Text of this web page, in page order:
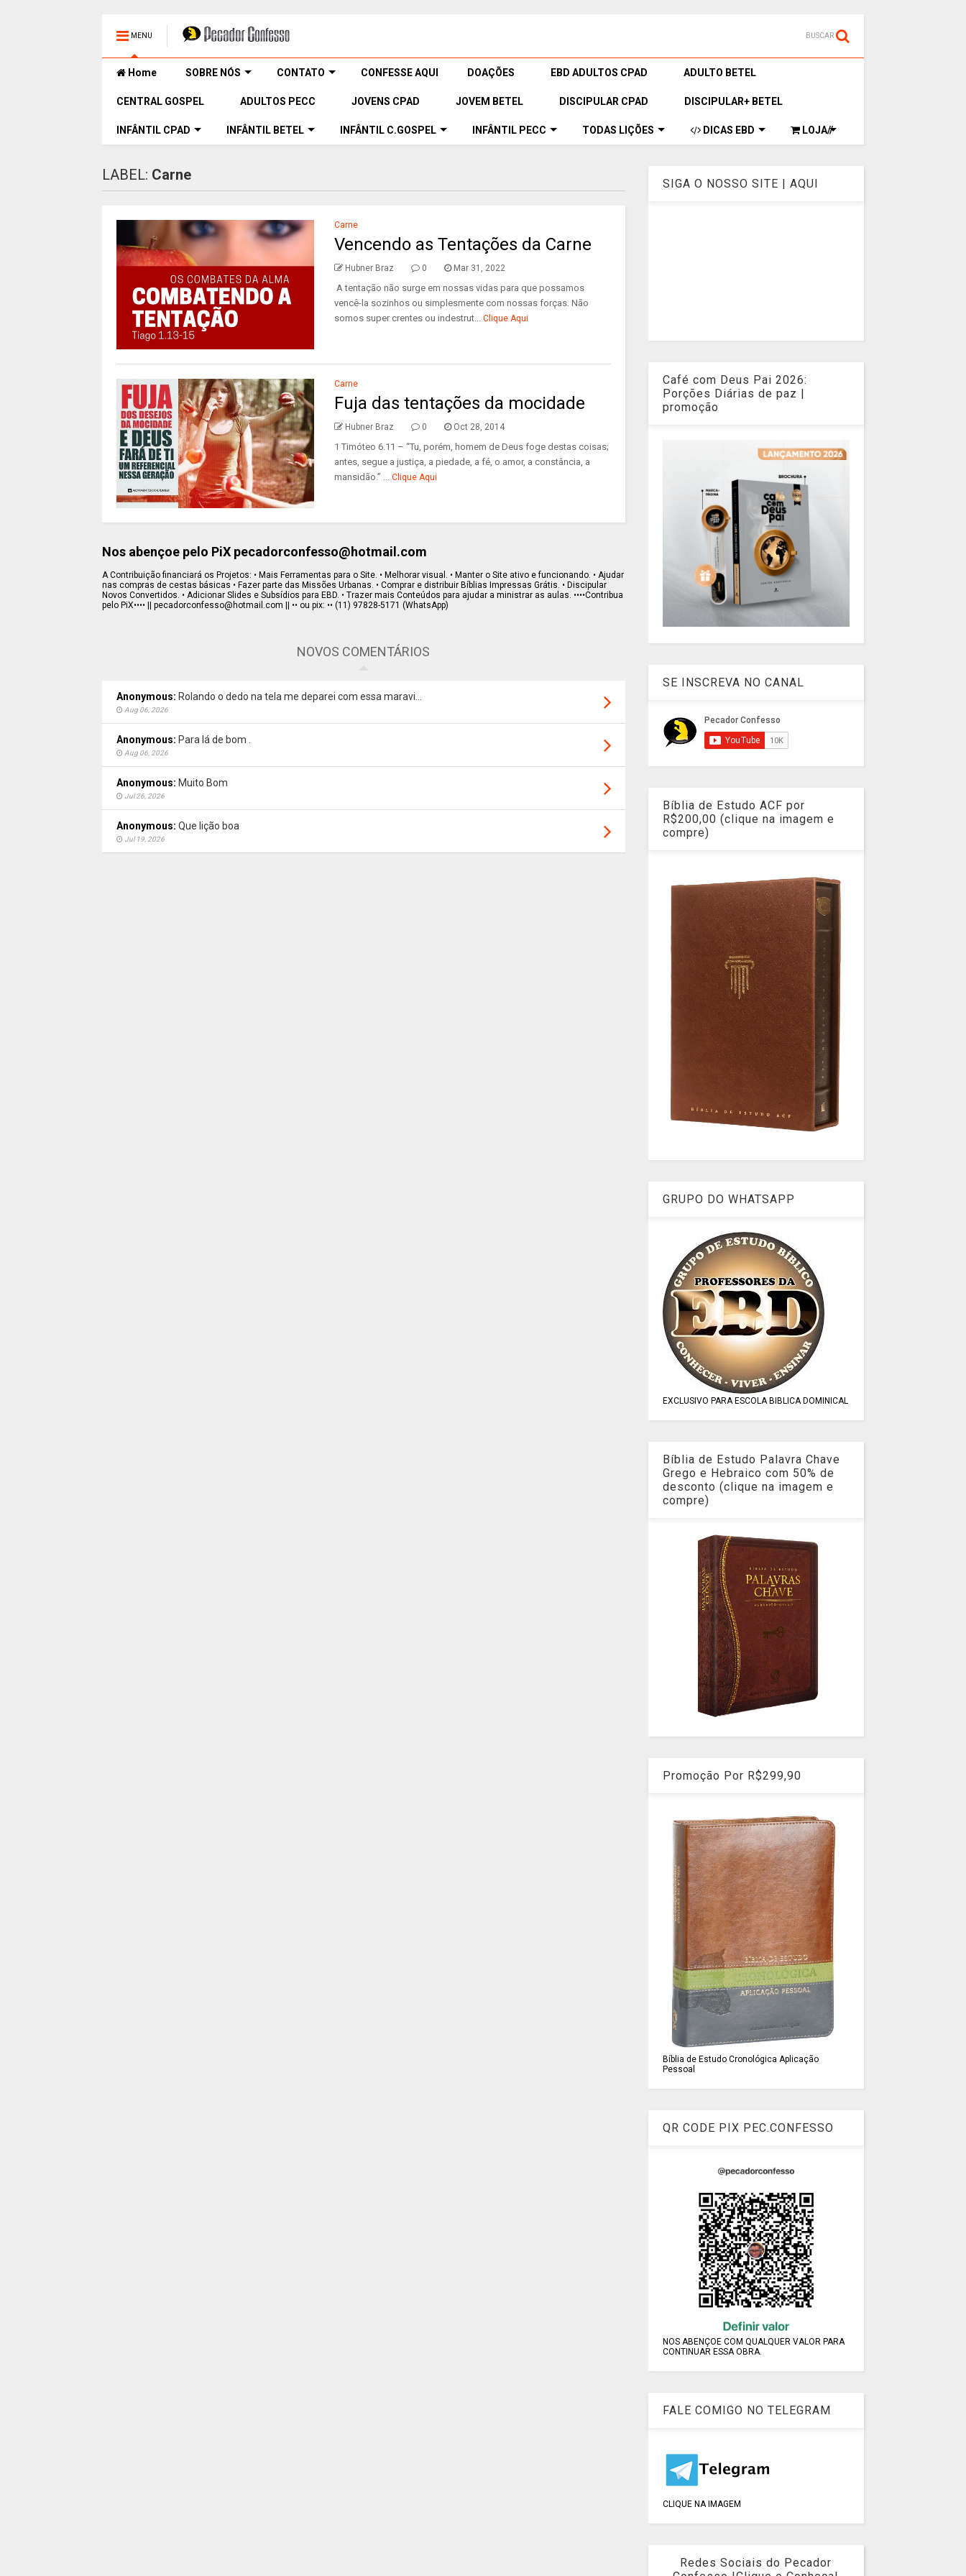
MENU BUSCAR
Home SOBRE NÓS CONTATO CONFESSE AQUI DOAÇÕES EBD ADULTOS CPAD ADULTO BETEL
CENTRAL GOSPEL ADULTOS PECC JOVENS CPAD JOVEM BETEL DISCIPULAR CPAD DISCIPULAR+ BETEL
INFÂNTIL CPAD INFÂNTIL BETEL INFÂNTIL C.GOSPEL INFÂNTIL PECC TODAS LIÇÕES DICAS EBD LOJA//
LABEL: Carne
Carne
Vencendo as Tentações da Carne
Hubner Braz 0 Mar 31, 2022
A tentação não surge em nossas vidas para que possamos
vencê-la sozinhos ou simplesmente com nossas forças. Não
somos super crentes ou indestrut... Clique Aqui
Carne
Fuja das tentações da mocidade
Hubner Braz 0 Oct 28, 2014
1 Timóteo 6.11 – “Tu, porém, homem de Deus foge destas coisas;
antes, segue a justiça, a piedade, a fé, o amor, a constância, a
mansidão.” ... Clique Aqui
Nos abençoe pelo PiX pecadorconfesso@hotmail.com
A Contribuição financiará os Projetos: • Mais Ferramentas para o Site. • Melhorar visual. • Manter o Site ativo e funcionando. • Ajudar
nas compras de cestas básicas • Fazer parte das Missões Urbanas. • Comprar e distribuir Bíblias Impressas Grátis. • Discipular
Novos Convertidos. • Adicionar Slides e Subsídios para EBD. • Trazer mais Conteúdos para ajudar a ministrar as aulas. ••••Contribua
pelo PiX•••• || pecadorconfesso@hotmail.com || •• ou pix: •• (11) 97828-5171 (WhatsApp)
NOVOS COMENTÁRIOS
Anonymous: Rolando o dedo na tela me deparei com essa maravi...
Aug 06, 2026
Anonymous: Para lá de bom .
Aug 06, 2026
Anonymous: Muito Bom
Jul 26, 2026
Anonymous: Que lição boa
Jul 19, 2026
SIGA O NOSSO SITE | AQUI
Café com Deus Pai 2026:
Porções Diárias de paz |
promoção
SE INSCREVA NO CANAL
Bíblia de Estudo ACF por
R$200,00 (clique na imagem e
compre)
GRUPO DO WHATSAPP
EXCLUSIVO PARA ESCOLA BIBLICA DOMINICAL
Bíblia de Estudo Palavra Chave
Grego e Hebraico com 50% de
desconto (clique na imagem e
compre)
Promoção Por R$299,90
Bíblia de Estudo Cronológica Aplicação
Pessoal
QR CODE PIX PEC.CONFESSO
NOS ABENÇOE COM QUALQUER VALOR PARA
CONTINUAR ESSA OBRA.
FALE COMIGO NO TELEGRAM
CLIQUE NA IMAGEM
Redes Sociais do Pecador